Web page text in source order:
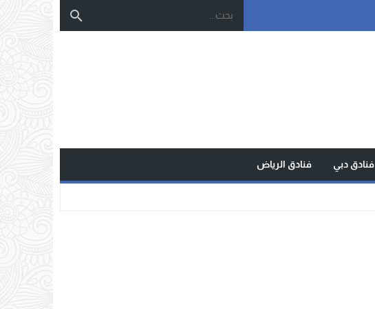
فنادق دبي فنادق الرياض